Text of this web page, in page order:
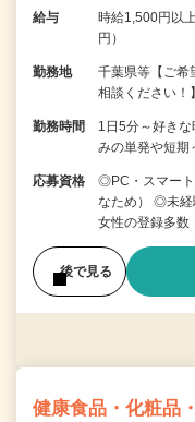
給与
時給1,500円以
円）
勤務地
千葉県等【ご
相談ください！】
勤務時間
1日5分～好き
みの単発や短
応募資格
◎PC・スマー
なため） ◎未
女性の登録多
後で見る
健康食品・化粧品